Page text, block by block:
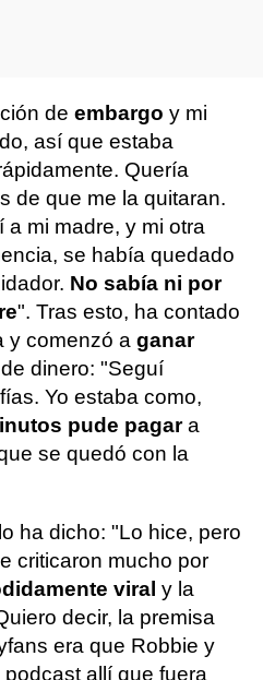
de embargo y mi
así que estaba
Quería
de que me la quitaran.
mi madre, y mi otra
se había quedado
No sabía ni por
". Tras esto, ha contado
y comenzó a ganar
de dinero: "Seguí
Yo estaba como,
pude pagara
se quedó con la
ha dicho: "Lo hice, pero
criticaron mucho por
viral y la
decir, la premisa
era que Robbie y
allí que fuera